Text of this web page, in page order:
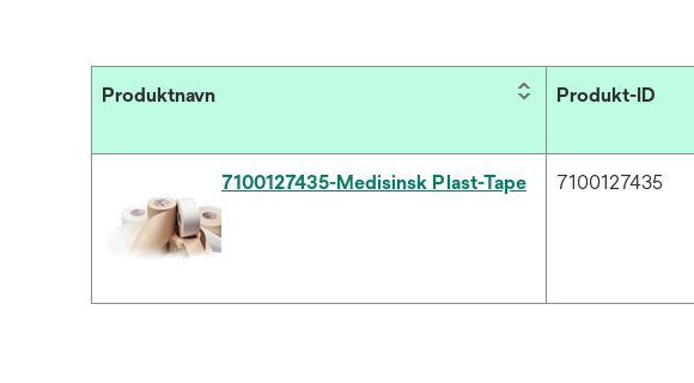
Produktnavn Produkt-ID
7100127435-Medisinsk Plast-Tape 7100127435